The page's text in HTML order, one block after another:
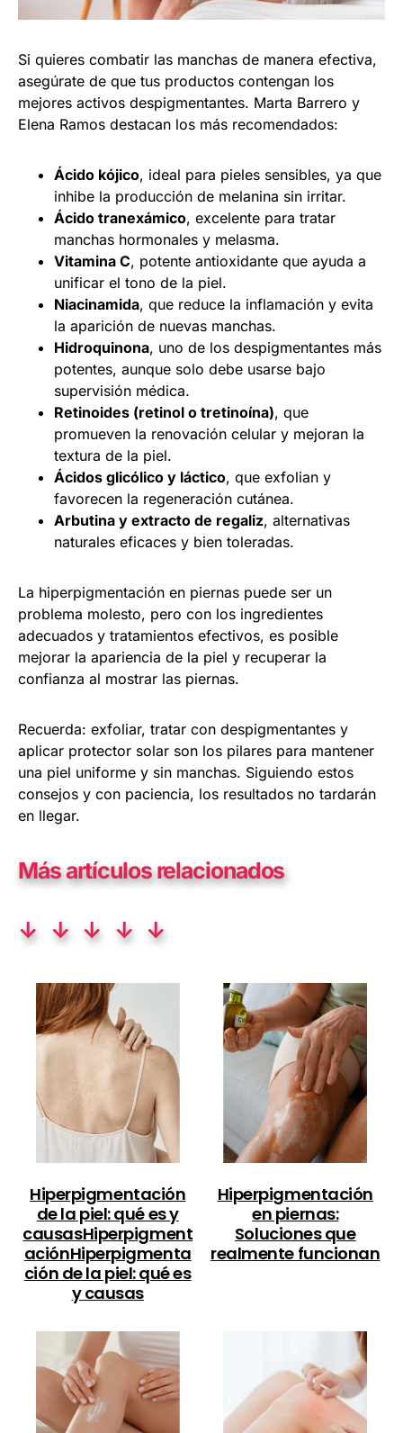
Si quieres combatir las manchas de manera efectiva,
asegúrate de que tus productos contengan los
mejores activos despigmentantes. Marta Barrero y
Elena Ramos destacan los más recomendados:
Ácido kójico, ideal para pieles sensibles, ya que
inhibe la producción de melanina sin irritar.
Ácido tranexámico, excelente para tratar
manchas hormonales y melasma.
Vitamina C, potente antioxidante que ayuda a
unificar el tono de la piel.
Niacinamida, que reduce la inflamación y evita
la aparición de nuevas manchas.
Hidroquinona, uno de los despigmentantes más
potentes, aunque solo debe usarse bajo
supervisión médica.
Retinoides (retinol o tretinoína), que
promueven la renovación celular y mejoran la
textura de la piel.
Ácidos glicólico y láctico, que exfolian y
favorecen la regeneración cutánea.
Arbutina y extracto de regaliz, alternativas
naturales eficaces y bien toleradas.
La hiperpigmentación en piernas puede ser un
problema molesto, pero con los ingredientes
adecuados y tratamientos efectivos, es posible
mejorar la apariencia de la piel y recuperar la
confianza al mostrar las piernas.
Recuerda: exfoliar, tratar con despigmentantes y
aplicar protector solar son los pilares para mantener
una piel uniforme y sin manchas. Siguiendo estos
consejos y con paciencia, los resultados no tardarán
en llegar.
Más artículos relacionados
↓ ↓ ↓ ↓ ↓
Hiperpigmentación
de la piel: qué es y
causasHiperpigment
aciónHiperpigmenta
ción de la piel: qué es
y causas
Hiperpigmentación
en piernas:
Soluciones que
realmente funcionan